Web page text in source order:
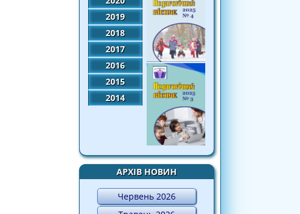
2019
2018
2017
2016
2015
2014
АРХІВ НОВИН
Червень 2026